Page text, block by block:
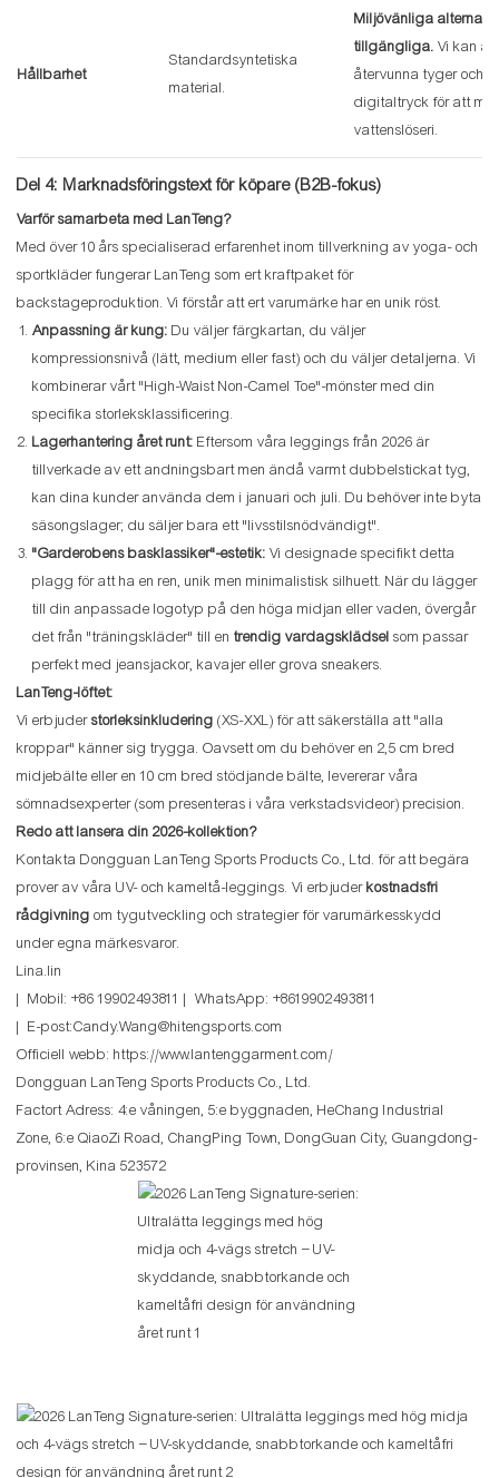
Hållbarhet
Standardsyntetiska
material.
Miljövänliga
tillgängliga. Vi kan
återvunna tyger och
digitaltryck för att
vattenslöseri.
Del 4: Marknadsföringstext för köpare (B2B-fokus)
Varför samarbeta med LanTeng?
Med över 10 års specialiserad erfarenhet inom tillverkning av yoga- och
sportkläder fungerar LanTeng som ert kraftpaket för
backstageproduktion. Vi förstår att ert varumärke har en unik röst.
Anpassning är kung: Du väljer färgkartan, du väljer
kompressionsnivå (lätt, medium eller fast) och du väljer detaljerna. Vi
kombinerar vårt "High-Waist Non-Camel Toe"-mönster med din
specifika storleksklassificering.
Lagerhantering året runt: Eftersom våra leggings från 2026 är
tillverkade av ett andningsbart men ändå varmt dubbelstickat tyg,
kan dina kunder använda dem i januari och juli. Du behöver inte byta
säsongslager; du säljer bara ett "livsstilsnödvändigt".
"Garderobens basklassiker"-estetik: Vi designade specifikt detta
plagg för att ha en ren, unik men minimalistisk silhuett. När du lägger
till din anpassade logotyp på den höga midjan eller vaden, övergår
det från "träningskläder" till en trendig vardagsklädsel som passar
perfekt med jeansjackor, kavajer eller grova sneakers.
LanTeng-löftet:
Vi erbjuderstorleksinkludering (XS-XXL) för att säkerställa att "alla
kroppar" känner sig trygga. Oavsett om du behöver en 2,5 cm bred
midjebälte eller en 10 cm bred stödjande bälte, levererar våra
sömnadsexperter (som presenteras i våra verkstadsvideor) precision.
Redo att lansera din 2026-kollektion?
Kontakta Dongguan LanTeng Sports Products Co., Ltd. för att begära
prover av våra UV- och kameltå-leggings. Vi erbjuderkostnadsfri
rådgivning om tygutveckling och strategier för varumärkesskydd
under egna märkesvaror.
Lina.lin
| Mobil: +86 19902493811 | WhatsApp: +8619902493811
| E-post:Candy.Wang@hitengsports.com
Officiell webb: https://www.lantenggarment.com/
Dongguan LanTeng Sports Products Co., Ltd.
Factort Adress: 4:e våningen, 5:e byggnaden, HeChang Industrial
Zone, 6:e QiaoZi Road, ChangPing Town, DongGuan City, Guangdong-
provinsen, Kina 523572